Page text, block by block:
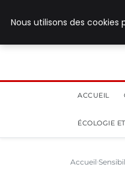
ACCUEIL
ÉCOLOGIE
Accueil
Nous utilisons des